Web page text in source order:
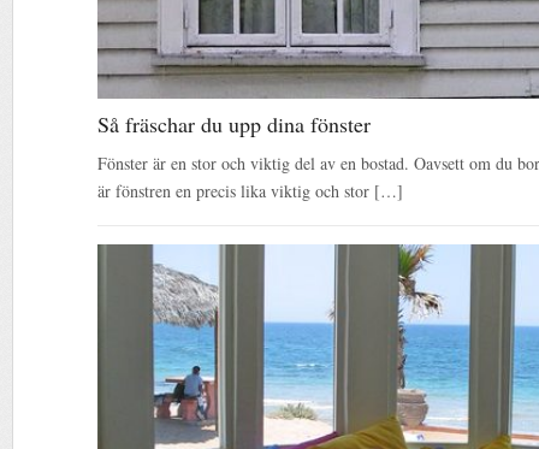
Så fräschar du upp dina fönster
Fönster är en stor och viktig del av en bostad. Oavsett om du
är fönstren en precis lika viktig och stor […]